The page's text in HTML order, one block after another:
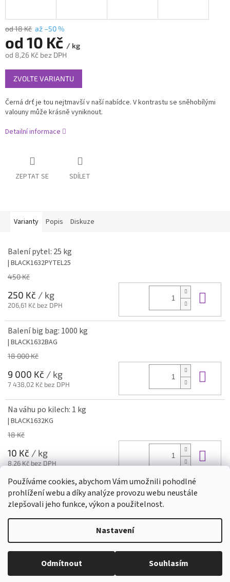
Používáme cookies, abychom Vám umožnili pohodlné
prohlížení webu a díky analýze provozu webu neustále
zlepšovali jeho funkce, výkon a použitelnost.
Nastavení
Odmítnout Souhlasím
od 18 Kč až –50 %
od 10 Kč / kg
od 8,26 Kč bez DPH
Měrná
cena:
ZVOLTE VARIANTU
Černá drť je tou nejtmavší v naší nabídce. V kontrastu se sněhobílými
valouny může krásně vyniknout.
Detailní informace
ZEPTAT SE SDÍLET
Varianty Popis Diskuze
Balení pytel: 25 kg
| BLACK1632PYTEL25
450 Kč
250 Kč / kg
206,61 Kč bez DPH
Balení big bag: 1000 kg
| BLACK1632BAG
18 000 Kč
9 000 Kč / kg
7 438,02 Kč bez DPH
Na váhu po kilech: 1 kg
| BLACK1632KG
18 Kč
10 Kč / kg
8,26 Kč bez DPH
Copyright 2026Dolfi Stone. Všechna práva vyhrazena.Upravit